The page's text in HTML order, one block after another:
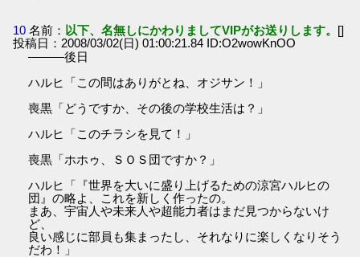
10 名前： 以下、名無しにかわりましてVIPがお送りします。 []
投稿日：2008/03/02(日) 01:00:21.84 ID:O2wowKnOO
―――後日
ハルヒ「この間はありがとね、オジサン！」
喪黒「どうですか、その後の学校生活は？」
ハルヒ「このチラシを見て！」
喪黒「ホホゥ、ＳＯＳ団ですか？」
ハルヒ「『世界を大いに盛り上げるための涼宮ハルヒの
団』の略よ、これを新しく作ったの。
まあ、宇宙人や未来人や超能力者はまだ見つからないけ
ど、
良い感じに部員も集まったし、それなりに楽しくなりそう
だわ！」